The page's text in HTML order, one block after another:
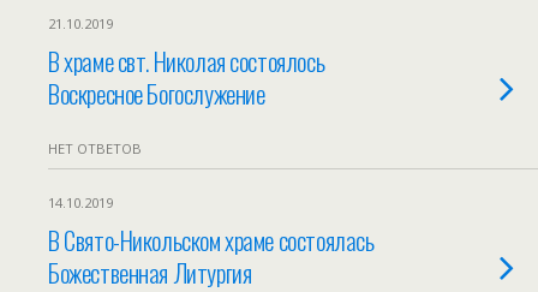
21.10.2019
В храме свт. Николая состоялось
Воскресное Богослужение
НЕТ ОТВЕТОВ
14.10.2019
В Свято-Никольском храме состоялась
Божественная Литургия